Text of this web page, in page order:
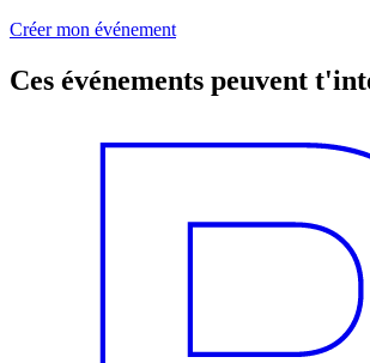
Créer mon événement
Ces événements peuvent